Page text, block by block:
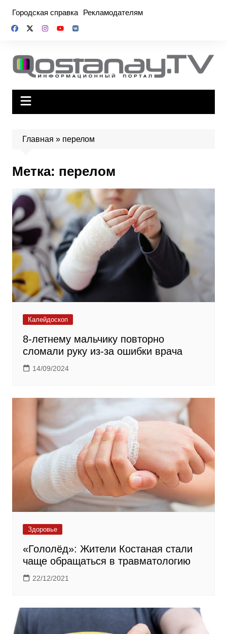
содержимому
Городская справка Рекламодателям
Главная » перелом
Метка: перелом
Калейдоскоп
8-летнему мальчику повторно
сломали руку из-за ошибки врача
14/09/2024
Здоровье
«Гололёд»: Жители Костаная стали
чаще обращаться в травматологию
22/12/2021